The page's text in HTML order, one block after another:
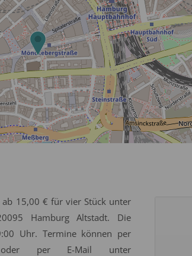
ab 15,00 € für vier Stück unter
Hamburg Altstadt. Die
Uhr. Termine können per
per E-Mail unter